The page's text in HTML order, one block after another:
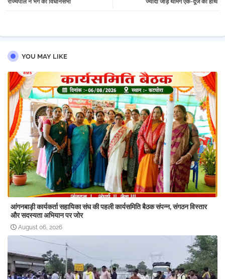
ज्यादा जोड़े थामेंगे एक-दूजे का हाथ
राज्यपाल ने भंग की विधानसभा
YOU MAY LIKE
आंगनबाड़ी कार्यकर्ता सहायिका संघ की पहली कार्यसमिति बैठक संपन्न, संगठन विस्तार
और सदस्यता अभियान पर जोर
August 06, 2026